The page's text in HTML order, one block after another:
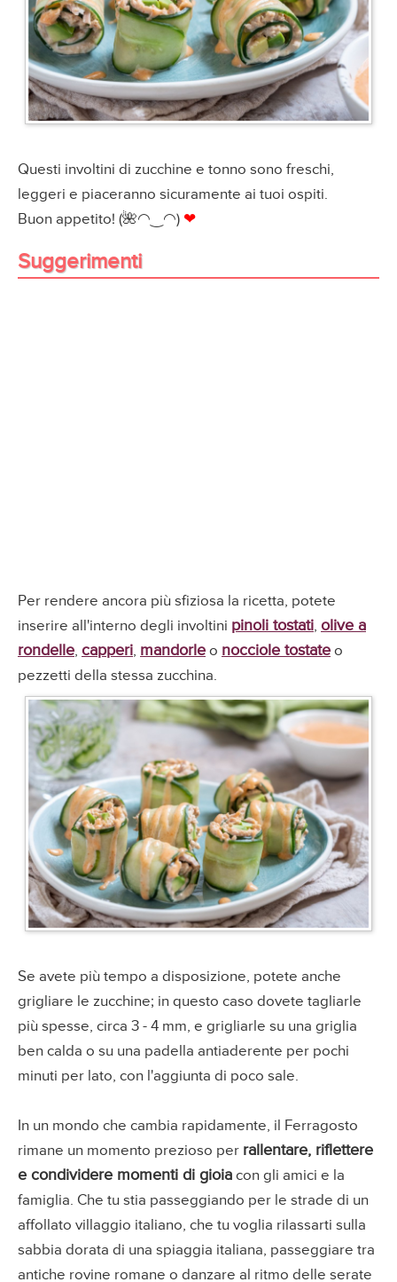
Questi involtini di zucchine e tonno sono freschi,
leggeri e piaceranno sicuramente ai tuoi ospiti.
Buon appetito! (🌺◠‿◠) ❤
Suggerimenti
Per rendere ancora più sfiziosa la ricetta, potete
inserire all'interno degli involtini pinoli tostati, olive a
rondelle, capperi, mandorle o nocciole tostate o
pezzetti della stessa zucchina.
Se avete più tempo a disposizione, potete anche
grigliare le zucchine; in questo caso dovete tagliarle
più spesse, circa 3 - 4 mm, e grigliarle su una griglia
ben calda o su una padella antiaderente per pochi
minuti per lato, con l'aggiunta di poco sale.
In un mondo che cambia rapidamente, il Ferragosto
rimane un momento prezioso per rallentare, riflettere
e condividere momenti di gioia con gli amici e la
famiglia. Che tu stia passeggiando per le strade di un
affollato villaggio italiano, che tu voglia rilassarti sulla
sabbia dorata di una spiaggia italiana, passeggiare tra
antiche rovine romane o danzare al ritmo delle serate